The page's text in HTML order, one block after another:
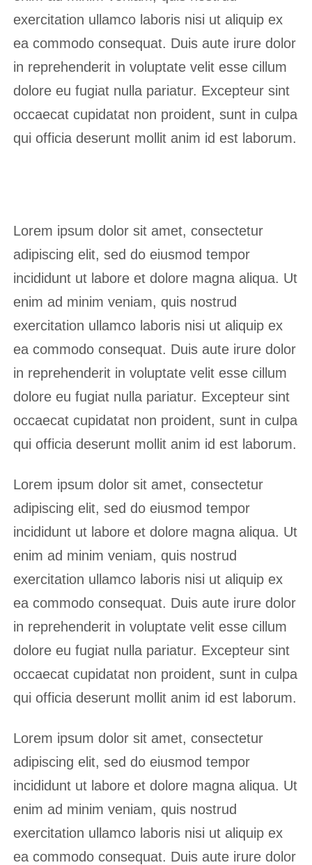
exercitation ullamco laboris nisi ut aliquip ex
ea commodo consequat. Duis aute irure dolor
in reprehenderit in voluptate velit esse cillum
dolore eu fugiat nulla pariatur. Excepteur sint
occaecat cupidatat non proident, sunt in culpa
qui officia deserunt mollit anim id est laborum.
Lorem ipsum dolor sit amet, consectetur
adipiscing elit, sed do eiusmod tempor
incididunt ut labore et dolore magna aliqua. Ut
enim ad minim veniam, quis nostrud
exercitation ullamco laboris nisi ut aliquip ex
ea commodo consequat. Duis aute irure dolor
in reprehenderit in voluptate velit esse cillum
dolore eu fugiat nulla pariatur. Excepteur sint
occaecat cupidatat non proident, sunt in culpa
qui officia deserunt mollit anim id est laborum.
Lorem ipsum dolor sit amet, consectetur
adipiscing elit, sed do eiusmod tempor
incididunt ut labore et dolore magna aliqua. Ut
enim ad minim veniam, quis nostrud
exercitation ullamco laboris nisi ut aliquip ex
ea commodo consequat. Duis aute irure dolor
in reprehenderit in voluptate velit esse cillum
dolore eu fugiat nulla pariatur. Excepteur sint
occaecat cupidatat non proident, sunt in culpa
qui officia deserunt mollit anim id est laborum.
Lorem ipsum dolor sit amet, consectetur
adipiscing elit, sed do eiusmod tempor
incididunt ut labore et dolore magna aliqua. Ut
enim ad minim veniam, quis nostrud
exercitation ullamco laboris nisi ut aliquip ex
ea commodo consequat. Duis aute irure dolor